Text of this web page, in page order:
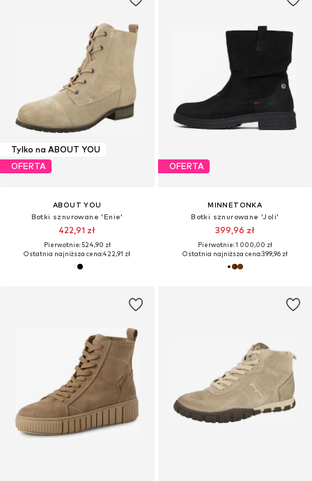
Tylko na ABOUT YOU
OFERTA
ABOUT YOU
Botki sznurowane 'Enie'
422,91 zł
Pierwotnie: 524,90 zł
Ostatnia najniższa cena:422,91 zł
OFERTA
MINNETONKA
Botki sznurowane 'Joli'
399,96 zł
Pierwotnie: 1 000,00 zł
Ostatnia najniższa cena:399,96 zł